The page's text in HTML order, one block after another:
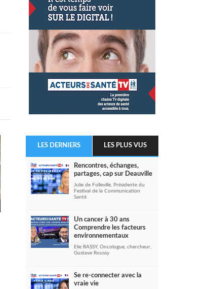
LES DERNIERS LES PLUS VUS
Rencontres, échanges,
partages, cap sur Deauville
Julie de Folleville, Présidente du
Festival de la Communication
Santé
Un cancer à 30 ans
Comprendre les facteurs
environnementaux
Elie RASSY, Oncologue, chercheur,
Gustave Roussy
Se re-connecter avec la
vraie vie